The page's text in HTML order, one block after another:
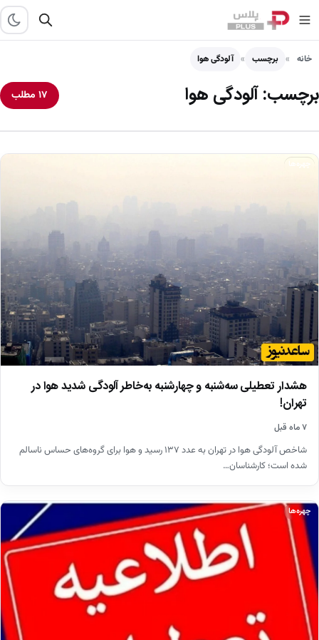
خانه برچسب آلودگی هوا
برچسب:آلودگی هوا ۱۷ مطلب
چهره‌ها
هشدار تعطیلی سه‌شنبه و چهارشنبه به‌خاطر آلودگی شدید هوا در
تهران!
۷ ماه قبل
شاخص آلودگی هوا در تهران به عدد ۱۳۷ رسید و هوا برای گروه‌های حساس ناسالم
شده است؛ کارشناسان…
چهره‌ها